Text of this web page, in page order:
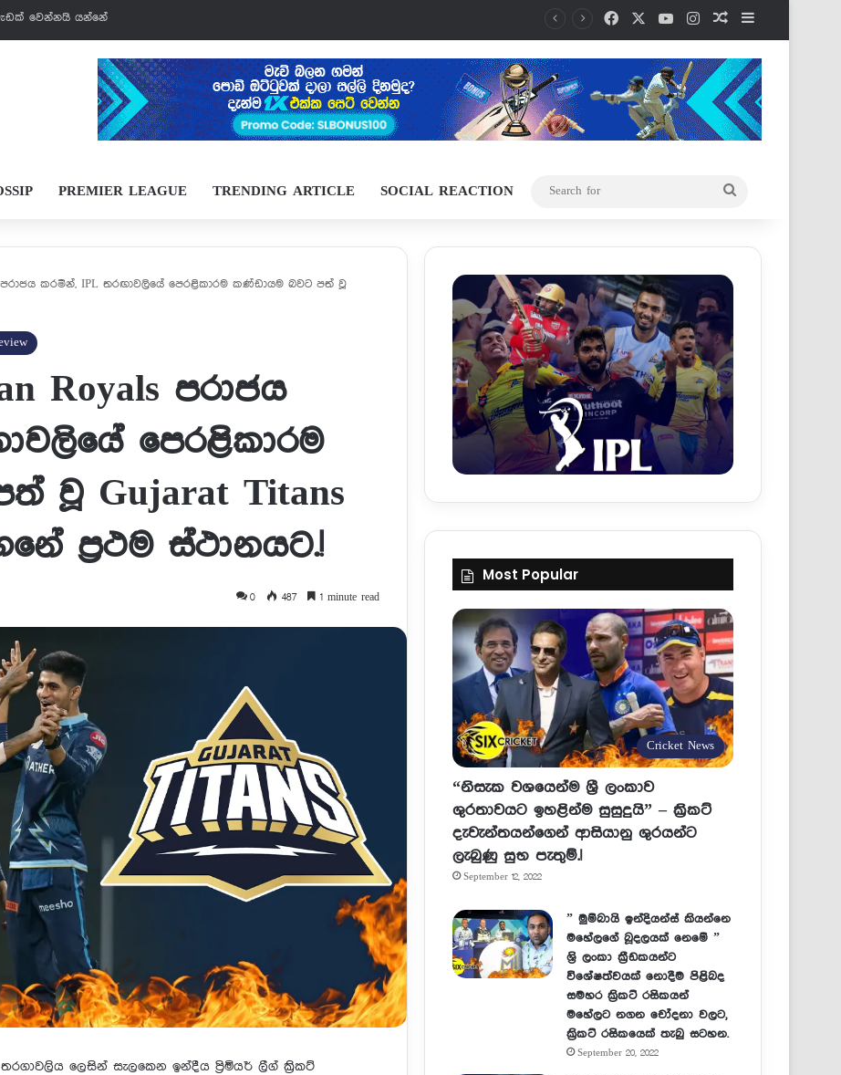
වෙන්නයි යන්නේ Facebook YouTubeInstagramRandom Article
PREMIER LEAGUE TRENDING ARTICLE SOCIAL REACTION
පරාජය කරමින්, IPL තරඟාවලියේ පෙරළිකාරම කණ්ඩායම බවට පත් වූ
Royals පරාජය
පෙරළිකාරම
වූ Gujarat Titans
ප්‍රථම ස්ථානයට.!
0 487 1 minute read
ලෙසින් සැලකෙන ඉන්දීය ප්‍රිමියර් ලීග් ක්‍රිකට්
Most Popular
Cricket News
“නිසැක වශයෙන්ම ශ්‍රී ලංකාව
ශුරතාවයට ඉහළින්ම සුසුදුයි” – ක්‍රිකට්
දැවැන්තයන්ගෙන් ආසියානු ශුරයන්ට
ලැබුණු සුභ පැතුම්.!
September 12, 2022
” මුම්බායි ඉන්දියන්ස් කියන්නෙ
මහේලගේ බූදලයක් නෙමේ ”
ශ්‍රි ලංකා ක්‍රීඩකයන්ට
විශේෂත්වයක් නොදීම පිළිබද
සමහර ක්‍රිකට් රසිකයන්
මහේලට නගන චෝදනා වලට,
ක්‍රිකට් රසිකයෙක් තැබු සටහන.
September 20, 2022